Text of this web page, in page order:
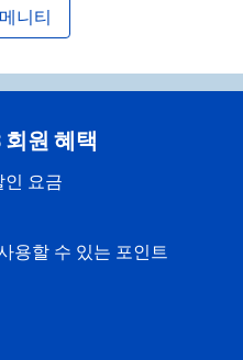
니티
회원 혜택
요금
용할 수 있는 포인트